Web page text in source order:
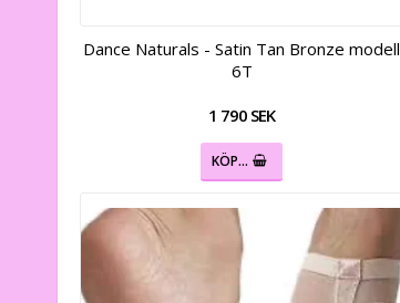
Dance Naturals - Satin Tan Bronze modell
6T
1 790 SEK
KÖP…